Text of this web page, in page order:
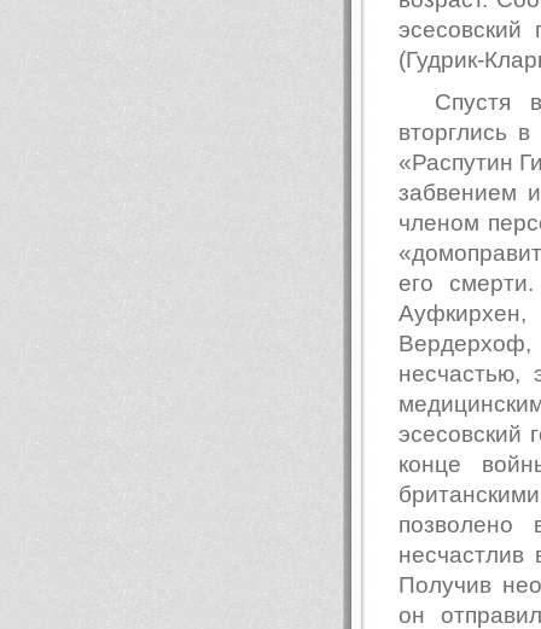
(Гудрик-
Спустя
вторглись
«Распутин
забвением
членом
его
несчастью,
эсесовский
конце
позволено
Получив
он